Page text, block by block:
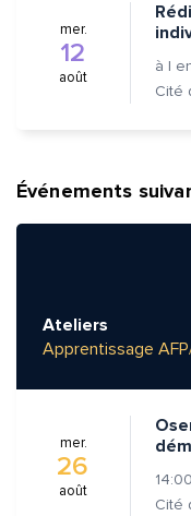
mer.
12
août
à |
Événements
Ateliers
Apprentissage
mer.
26
août
14:00